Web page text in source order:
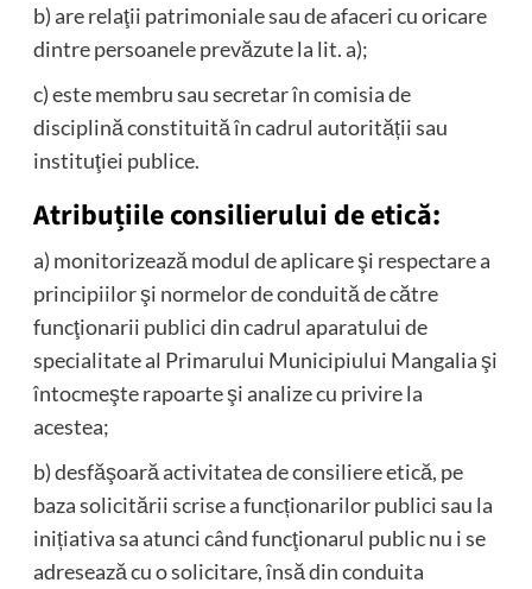
b) are relaţii patrimoniale sau de afaceri cu oricare
dintre persoanele prevăzute la lit. a);
c) este membru sau secretar în comisia de
disciplină constituită în cadrul autorității sau
instituţiei publice.
Atribuțiile consilierului de etică:
a) monitorizează modul de aplicare şi respectare a
principiilor şi normelor de conduită de către
funcţionarii publici din cadrul aparatului de
specialitate al Primarului Municipiului Mangalia şi
întocmeşte rapoarte şi analize cu privire la
acestea;
b) desfăşoară activitatea de consiliere etică, pe
baza solicitării scrise a funcționarilor publici sau la
inițiativa sa atunci când funcţionarul public nu i se
adresează cu o solicitare, însă din conduita